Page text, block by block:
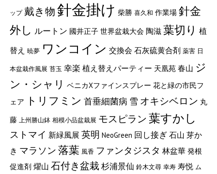
ップ 戴き物針金掛け 柴勝 喜久和 作業場 針金
外し ルートン 國井正子 世界盆栽大会 陶滋葉切り 植
替え 暁夢 ワンコイン 交換会 石灰硫黄合剤 薬害 日
本盆栽作風展 苔玉 幸楽 植え替えパーティー 天凰苑 春山 ジ
ン・シャリ ベニカXファインスプレー 花と緑の市民フ
ェア
トリフミン 首垂細菌病 雪 オキシベロン 丸
藤 上州勝山鉢 相模小品盆栽展 モスピラン葉すかし
ストマイ 新緑風展 英明 NeoGreen 回し接ぎ 石山 芽か
き マラソン 落葉 風香 ファンタジスタ 林盆華 発根
促進剤 燿山 石付き盆栽杉浦景仙 鈴木文尋 幸寿 寿悦 ム